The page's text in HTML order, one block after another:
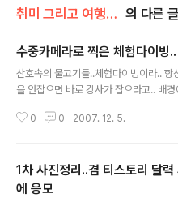
취미 그리고 여행/여행 의 다른 글
수중카메라로 찍은 체험다이빙..
산호속의 물고기들..체험다이빙이라.. 항
을 안잡으면 바로 강사가 잡으라고.. 배경
하지만 살아있단다..
0 0 2007. 12. 5.
1차 사진정리..겸 티스토리 달력
에 응모